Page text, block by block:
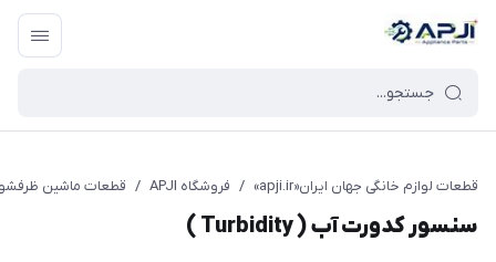
قطعات یدکی و جانبی لوازم خانگی جهان ایران
قطعات لوازم خانگی جهان ایران«apji.ir» / فروشگاه APJI / قطعات ماشین
سنسور کدورت آب ( Turbidity )